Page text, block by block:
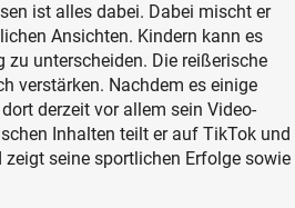
ist alles dabei. Dabei mischt er
Ansichten. Kindern kann es
unterscheiden. Die reißerische
verstärken. Nachdem es einige
derzeit vor allem sein Video-
Inhalten teilt er auf TikTok und
seine sportlichen Erfolge sowie